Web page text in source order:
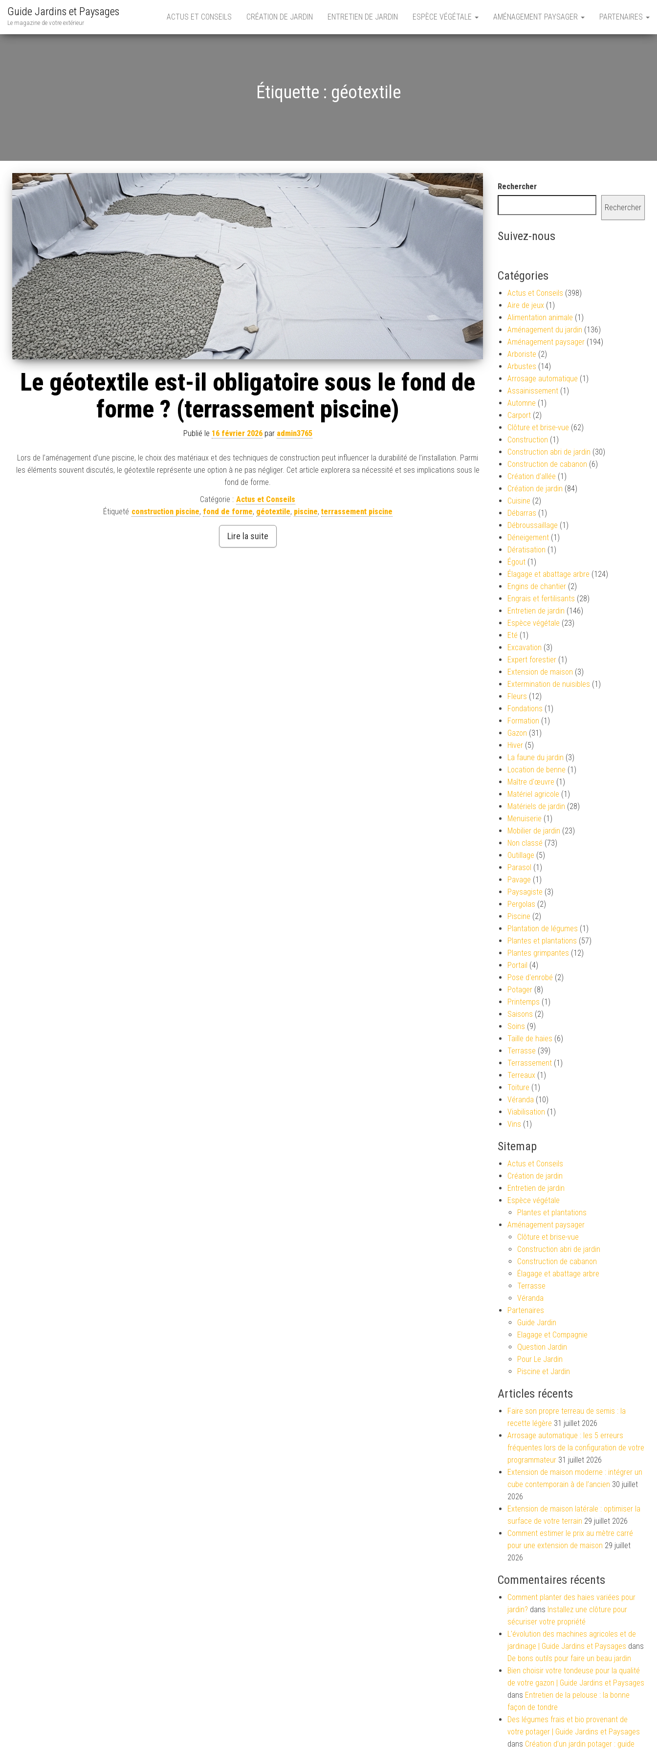
Guide Jardins et Paysages
Le magazine de votre extérieur
ACTUS ET CONSEILS CRÉATION DE JARDIN ENTRETIEN DE JARDIN ESPÈCE VÉGÉTALE AMÉNAGEMENT PAYSAGER PARTENAIRES
Étiquette : géotextile
Le géotextile est-il obligatoire sous le fond de
forme ? (terrassement piscine)
Publié le 16 février 2026par admin3765
Lors de l’aménagement d’une piscine, le choix des matériaux et des techniques de construction peut influencer la durabilité de l’installation. Parmi
les éléments souvent discutés, le géotextile représente une option à ne pas négliger. Cet article explorera sa nécessité et ses implications sous le
fond de forme.
Catégorie : Actus et Conseils
Étiqueté construction piscine, fond de forme, géotextile, piscine, terrassement piscine
Lire la suite
Rechercher
Rechercher
Suivez-nous
Catégories
Actus et Conseils (398)
Aire de jeux (1)
Alimentation animale (1)
Aménagement du jardin (136)
Aménagement paysager (194)
Arboriste (2)
Arbustes (14)
Arrosage automatique (1)
Assainissement (1)
Automne (1)
Carport (2)
Clôture et brise-vue (62)
Construction (1)
Construction abri de jardin (30)
Construction de cabanon (6)
Création d’allée (1)
Création de jardin (84)
Cuisine (2)
Débarras (1)
Débroussaillage (1)
Déneigement (1)
Dératisation (1)
Égout (1)
Élagage et abattage arbre (124)
Engins de chantier (2)
Engrais et fertilisants (28)
Entretien de jardin (146)
Espèce végétale (23)
Eté (1)
Excavation (3)
Expert forestier (1)
Extension de maison (3)
Extermination de nuisibles (1)
Fleurs (12)
Fondations (1)
Formation (1)
Gazon (31)
Hiver (5)
La faune du jardin (3)
Location de benne (1)
Maître d'œuvre (1)
Matériel agricole (1)
Matériels de jardin (28)
Menuiserie (1)
Mobilier de jardin (23)
Non classé (73)
Outillage (5)
Parasol (1)
Pavage (1)
Paysagiste (3)
Pergolas (2)
Piscine (2)
Plantation de légumes (1)
Plantes et plantations (57)
Plantes grimpantes (12)
Portail (4)
Pose d'enrobé (2)
Potager (8)
Printemps (1)
Saisons (2)
Soins (9)
Taille de haies (6)
Terrasse (39)
Terrassement (1)
Terreaux (1)
Toiture (1)
Véranda (10)
Viabilisation (1)
Vins (1)
Sitemap
Actus et Conseils
Création de jardin
Entretien de jardin
Espèce végétale
Plantes et plantations
Aménagement paysager
Clôture et brise-vue
Construction abri de jardin
Construction de cabanon
Élagage et abattage arbre
Terrasse
Véranda
Partenaires
Guide Jardin
Elagage et Compagnie
Question Jardin
Pour Le Jardin
Piscine et Jardin
Articles récents
Faire son propre terreau de semis : la
recette légère 31 juillet 2026
Arrosage automatique : les 5 erreurs
fréquentes lors de la configuration de votre
programmateur 31 juillet 2026
Extension de maison moderne : intégrer un
cube contemporain à de l’ancien 30 juillet
2026
Extension de maison latérale : optimiser la
surface de votre terrain 29 juillet 2026
Comment estimer le prix au mètre carré
pour une extension de maison 29 juillet
2026
Commentaires récents
Comment planter des haies variées pour
jardin? dans Installez une clôture pour
sécuriser votre propriété
L'évolution des machines agricoles et de
jardinage | Guide Jardins et Paysages dans
De bons outils pour faire un beau jardin
Bien choisir votre tondeuse pour la qualité
de votre gazon | Guide Jardins et Paysages
dans Entretien de la pelouse : la bonne
façon de tondre
Des légumes frais et bio provenant de
votre potager | Guide Jardins et Paysages
dans Création d’un jardin potager : guide